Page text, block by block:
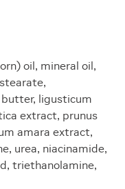
oil, mineral oil,
ligusticum
extract, prunus
amara extract,
urea, niacinamide,
triethanolamine,